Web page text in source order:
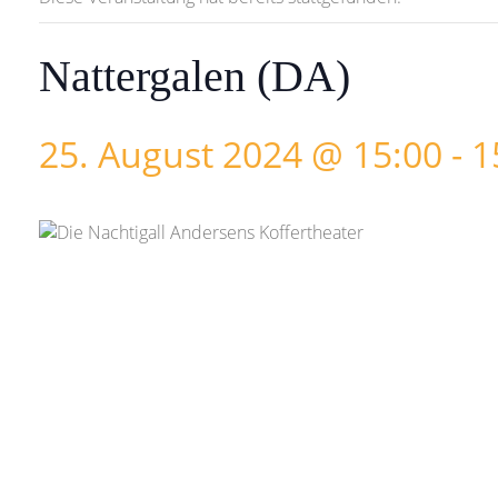
Nattergalen (DA)
25. August 2024 @ 15:00 -